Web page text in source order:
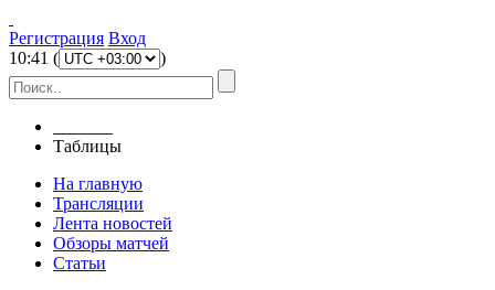
Регистрация Вход
10:41 ( )
Таблицы
На главную
Трансляции
Лента новостей
Обзоры матчей
Статьи